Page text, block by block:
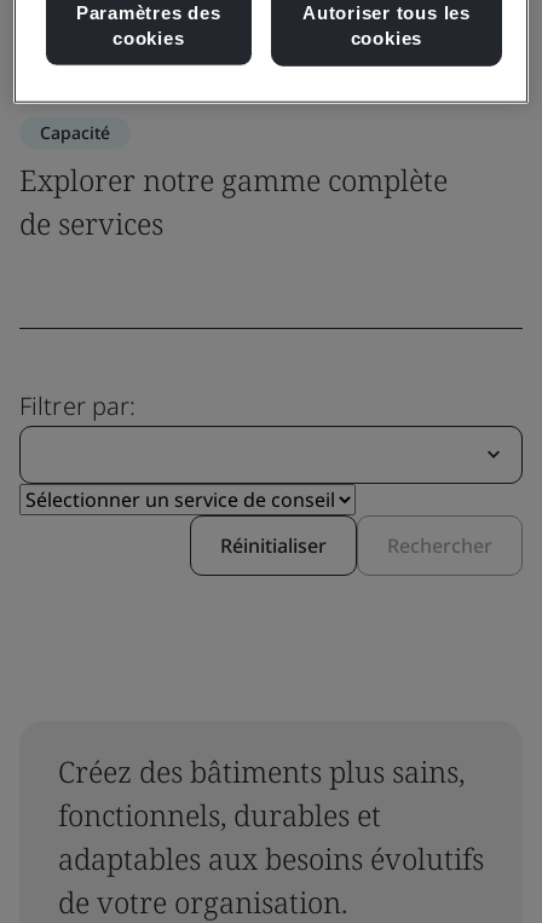
Partager:
Capacité
Explorer notre gamme complète
de services
Filtrer par:
Réinitialiser Rechercher
Créez des bâtiments plus sains,
fonctionnels, durables et
adaptables aux besoins évolutifs
de votre organisation.
Paramètres des
cookies
Autoriser tous les
cookies